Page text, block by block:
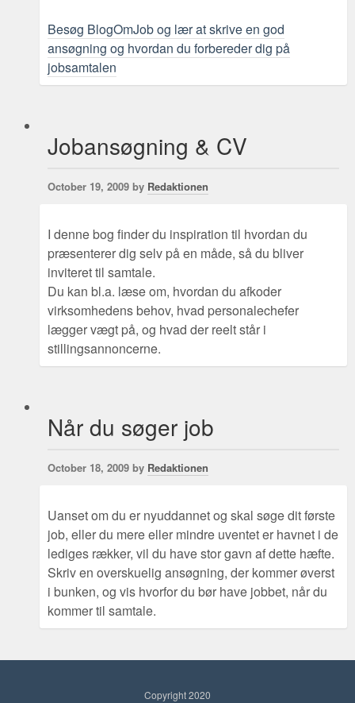
Besøg BlogOmJob og lær at skrive en god
ansøgning og hvordan du forbereder dig på
jobsamtalen
Jobansøgning & CV
October 19, 2009 by Redaktionen
I denne bog finder du inspiration til hvordan du
præsenterer dig selv på en måde, så du bliver
inviteret til samtale.
Du kan bl.a. læse om, hvordan du afkoder
virksomhedens behov, hvad personalechefer
lægger vægt på, og hvad der reelt står i
stillingsannoncerne.
Når du søger job
October 18, 2009 by Redaktionen
Uanset om du er nyuddannet og skal søge dit første
job, eller du mere eller mindre uventet er havnet i de
lediges rækker, vil du have stor gavn af dette hæfte.
Skriv en overskuelig ansøgning, der kommer øverst
i bunken, og vis hvorfor du bør have jobbet, når du
kommer til samtale.
Copyright 2020